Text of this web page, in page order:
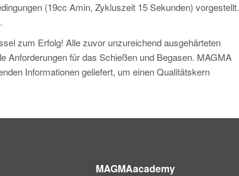
(19cc Amin, Zykluszeit 15 Sekunden) vorgestellt.
zum Erfolg! Alle zuvor unzureichend ausgehärteten
Anforderungen für das Schießen und Begasen. MAGMA
Informationen geliefert, um einen Qualitätskern
MAGMAacademy